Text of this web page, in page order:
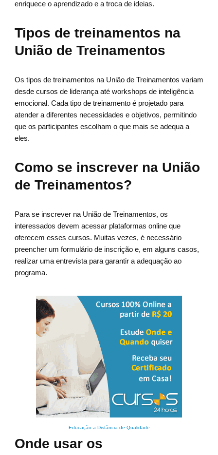
enriquece o aprendizado e a troca de ideias.
Tipos de treinamentos na
União de Treinamentos
Os tipos de treinamentos na União de Treinamentos variam
desde cursos de liderança até workshops de inteligência
emocional. Cada tipo de treinamento é projetado para
atender a diferentes necessidades e objetivos, permitindo
que os participantes escolham o que mais se adequa a
eles.
Como se inscrever na União
de Treinamentos?
Para se inscrever na União de Treinamentos, os
interessados devem acessar plataformas online que
oferecem esses cursos. Muitas vezes, é necessário
preencher um formulário de inscrição e, em alguns casos,
realizar uma entrevista para garantir a adequação ao
programa.
Educação a Distância de Qualidade
Onde usar os